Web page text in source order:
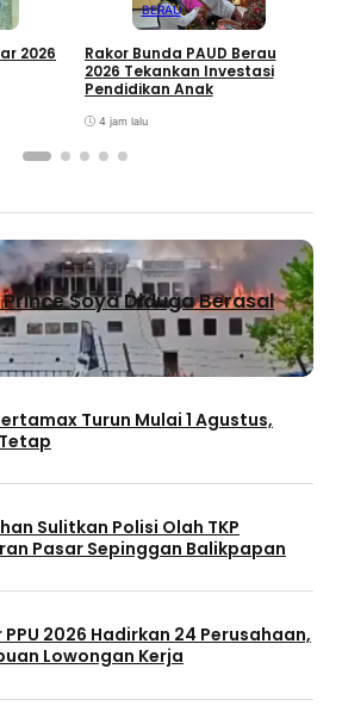
2026
BERAU
Rakor Bunda PAUD Berau
2026 Tekankan Investasi
Pendidikan Anak
4 jam lalu
Soya Diduga Berasal
Turun Mulai 1 Agustus,
Sulitkan Polisi Olah TKP
Pasar Sepinggan Balikpapan
PPU 2026 Hadirkan 24 Perusahaan,
Lowongan Kerja